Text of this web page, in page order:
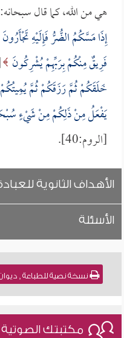
هي من الله، كما قال سبحانه:
إِذَا مَسَّكُمُ الضُّرُّ فَإِلَيْهِ تَجْأَرُونَ
فَرِيقٌ مِنْكُمْ بِرَبِّهِمْ يُشْرِكُونَ
خَلَقَكُمْ ثُمَّ رَزَقَكُمْ ثُمَّ
يَفْعَلُ مِنْ ذَلِكُمْ مِنْ شَيْءٍ
[الروم:40].
الأهداف الثانوية
الأسئلة
نسخة نصية للطباعة , ديوان الإفتاء [282] للشيخ :
مكتبتك الصوتية